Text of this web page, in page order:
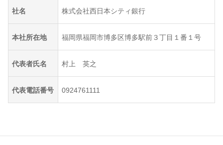
社名 株式会社西日本シティ銀行
本社所在地 福岡県福岡市博多区博多駅前３丁目１番１号
代表者氏名 村上 英之
代表電話番号 0924761111